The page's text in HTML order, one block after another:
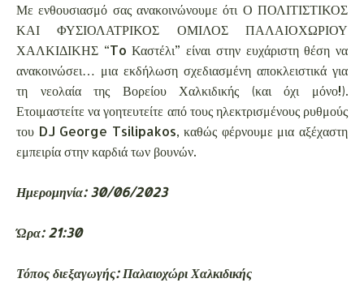
Με ενθουσιασμό σας ανακοινώνουμε ότι Ο ΠΟΛΙΤΙΣΤΙΚΟΣ
ΚΑΙ ΦΥΣΙΟΛΑΤΡΙΚΟΣ ΟΜΙΛΟΣ ΠΑΛΑΙΟΧΩΡΙΟΥ
ΧΑΛΚΙΔΙΚΗΣ “To Καστέλι” είναι στην ευχάριστη θέση να
ανακοινώσει… μια εκδήλωση σχεδιασμένη αποκλειστικά για
τη νεολαία της Βορείου Χαλκιδικής (και όχι μόνο!).
Ετοιμαστείτε να γοητευτείτε από τους ηλεκτρισμένους ρυθμούς
του DJ George Tsilipakos, καθώς φέρνουμε μια αξέχαστη
εμπειρία στην καρδιά των βουνών.
Ημερομηνία: 30/06/2023
Ώρα: 21:30
Τόπος διεξαγωγής: Παλαιοχώρι Χαλκιδικής